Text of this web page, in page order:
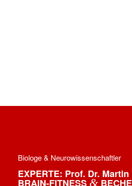
Biologe & Neurowissenschaftler
EXPERTE: Prof. Dr.
BRAIN-FITNESS &